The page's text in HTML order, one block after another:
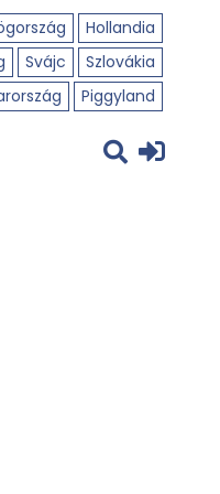
Hollandia
Svájc
Szlovákia
Piggyland